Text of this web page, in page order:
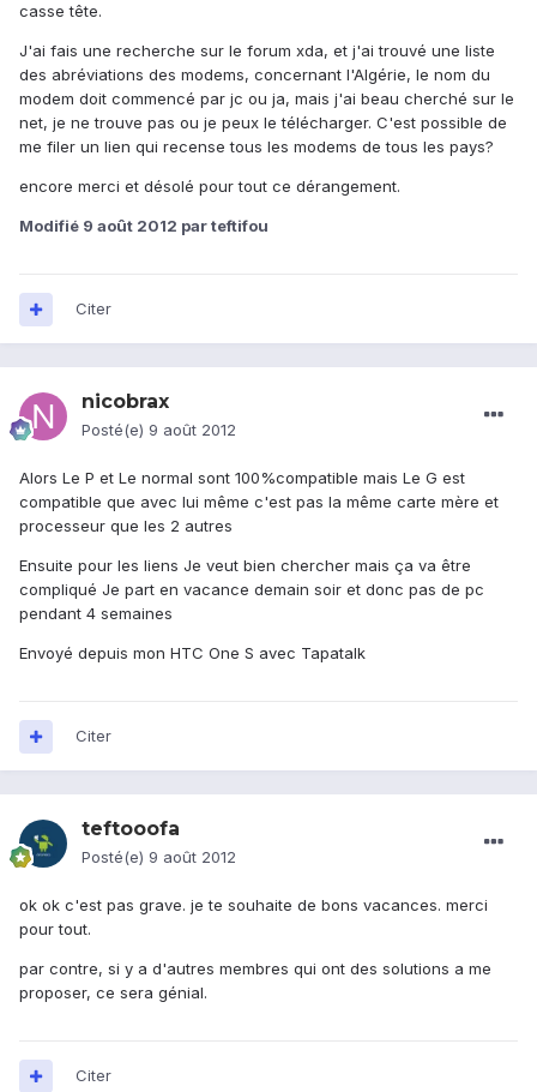
casse tête.
J'ai fais une recherche sur le forum xda, et j'ai trouvé une liste
des abréviations des modems, concernant l'Algérie, le nom du
modem doit commencé par jc ou ja, mais j'ai beau cherché sur le
net, je ne trouve pas ou je peux le télécharger. C'est possible de
me filer un lien qui recense tous les modems de tous les pays?
encore merci et désolé pour tout ce dérangement.
Modifié 9 août 2012 par teftifou
Citer
nicobrax
Posté(e) 9 août 2012
Alors Le P et Le normal sont 100%compatible mais Le G est
compatible que avec lui même c'est pas la même carte mère et
processeur que les 2 autres
Ensuite pour les liens Je veut bien chercher mais ça va être
compliqué Je part en vacance demain soir et donc pas de pc
pendant 4 semaines
Envoyé depuis mon HTC One S avec Tapatalk
Citer
teftooofa
Posté(e) 9 août 2012
ok ok c'est pas grave. je te souhaite de bons vacances. merci
pour tout.
par contre, si y a d'autres membres qui ont des solutions a me
proposer, ce sera génial.
Citer